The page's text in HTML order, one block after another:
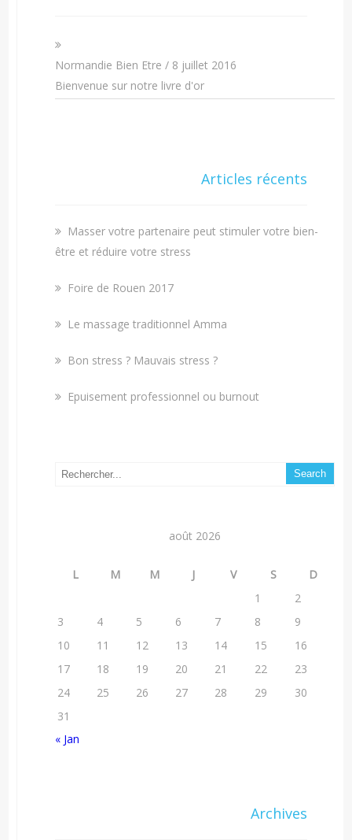
Normandie Bien Etre / 8 juillet 2016
Bienvenue sur notre livre d'or
Articles récents
Masser votre partenaire peut stimuler votre bien-
être et réduire votre stress
Foire de Rouen 2017
Le massage traditionnel Amma
Bon stress ? Mauvais stress ?
Epuisement professionnel ou burnout
août 2026
L M M J V S
D
1
2
3
4 5 6 7 8
9
10
11 12 13 14 15
16
17
18 19 20 21 22
23
24
25 26 27 28 29
30
31
« Jan
Archives